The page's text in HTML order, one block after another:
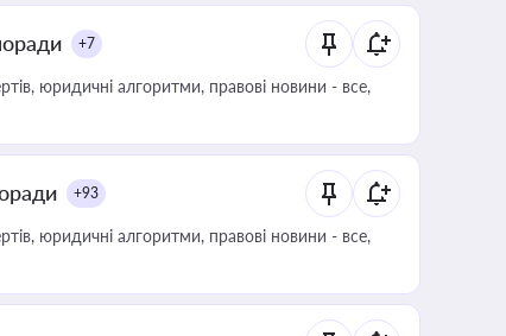
+7
юридичні алгоритми, правові новини - все,
+93
юридичні алгоритми, правові новини - все,